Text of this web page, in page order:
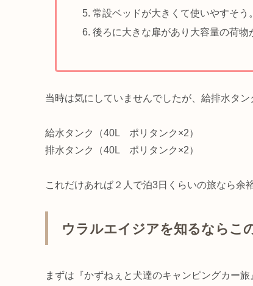
常設ベッドが大きくて使いやすそう。
後ろに大きな扉があり大容量の荷物
当時は気にしていませんでしたが、給排水タ
給水タンク（40L ポリタンク×2）
排水タンク（40L ポリタンク×2）
これだけあれば２人で泊3日くらいの旅なら余
ウラルエイジアを知るならこ
まずは『かずねぇと犬達のキャンピングカー